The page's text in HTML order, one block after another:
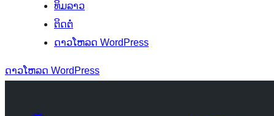
ທິມລາວ
ຕິດຕໍ່
ດາວໂຫລດ WordPress
ດາວໂຫລດ WordPress